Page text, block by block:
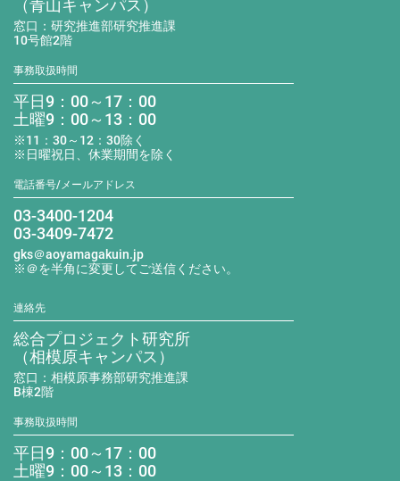
（青山キャンパス）
窓口：研究推進部研究推進課
10号館2階
事務取扱時間
平日9：00～17：00
土曜9：00～13：00
※11：30～12：30除く
※日曜祝日、休業期間を除く
電話番号/メールアドレス
03-3400-1204
03-3409-7472
gks＠aoyamagakuin.jp
※＠を半角に変更してご送信ください。
連絡先
総合プロジェクト研究所
（相模原キャンパス）
窓口：相模原事務部研究推進課
B棟2階
事務取扱時間
平日9：00～17：00
土曜9：00～13：00